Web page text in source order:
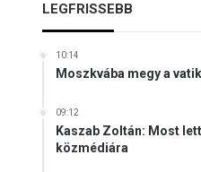
LEGFRISSEBB
10:14
Moszkvába megy a
09:12
Kaszab Zoltán: Most
közmédiára